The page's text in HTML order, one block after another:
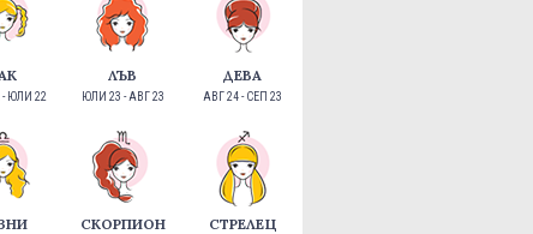
ЮЛИ 22
ЛЪВ
ЮЛИ 23 - АВГ 23
ДЕВА
АВГ 24 - СЕП 23
СКОРПИОН СТРЕЛЕЦ